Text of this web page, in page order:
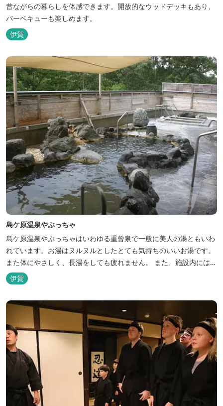
昔ながらの暮らしを体感できます。開放的なウッドデッキもあり、
バーベキューも楽しめます。
伊賀
島ケ原温泉やぶっちゃ
島ケ原温泉やぶっちゃはいわゆる重曾泉で一般に美人の湯ともいわ
れています。お湯はヌルヌルとしたとても気持ちのいいお湯です。
また体にやさしく、長湯をしても疲れません。 また、施設内にはオ
ートキャンプ場、デイキャンプ場、テニスコート、水遊び場（夏季
限定）、こんにゃくやパン作りの体験できる工房などがあります。
ンプやディキャンプ...
伊賀